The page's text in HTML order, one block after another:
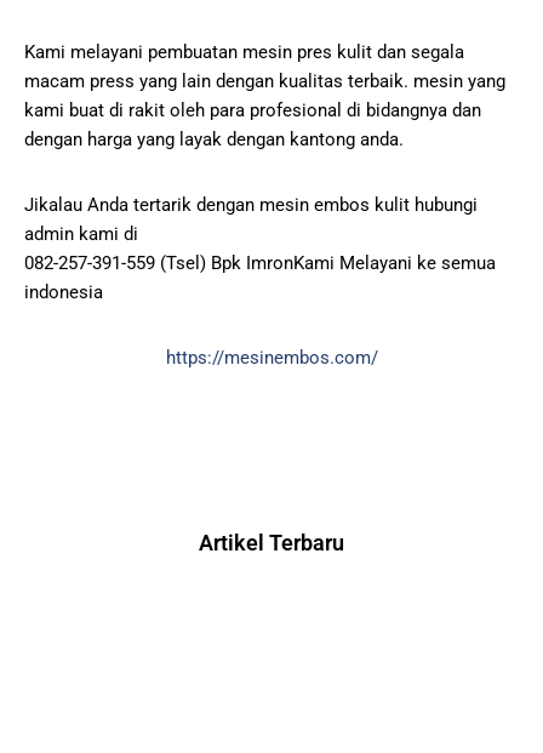
Kami melayani pembuatan mesin pres kulit dan segala
macam press yang lain dengan kualitas terbaik. mesin yang
kami buat di rakit oleh para profesional di bidangnya dan
dengan harga yang layak dengan kantong anda.
Jikalau Anda tertarik dengan mesin embos kulit hubungi
admin kami di
082-257-391-559 (Tsel) Bpk ImronKami Melayani ke semua
indonesia
https://mesinembos.com/
Artikel Terbaru